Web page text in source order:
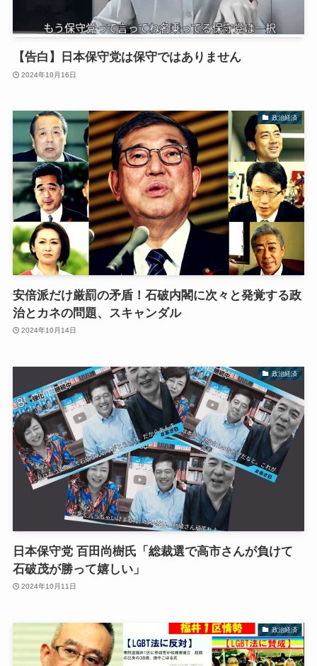
【告白】日本保守党は保守ではありません
2024年10月16日
政治経済
安倍派だけ厳罰の矛盾！石破内閣に次々と発覚する政
治とカネの問題、スキャンダル
2024年10月14日
政治経済
日本保守党 百田尚樹氏「総裁選で高市さんが負けて
石破茂が勝って嬉しい」
2024年10月11日
政治経済